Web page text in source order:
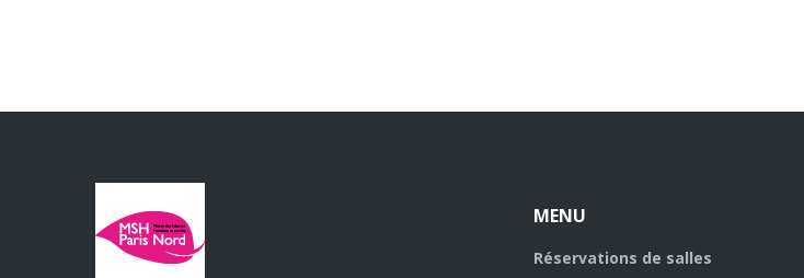
MENU
Réservations de salles